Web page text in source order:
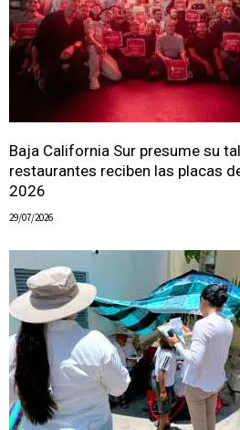
Baja California Sur presume su
restaurantes reciben las placas
2026
29/07/2026